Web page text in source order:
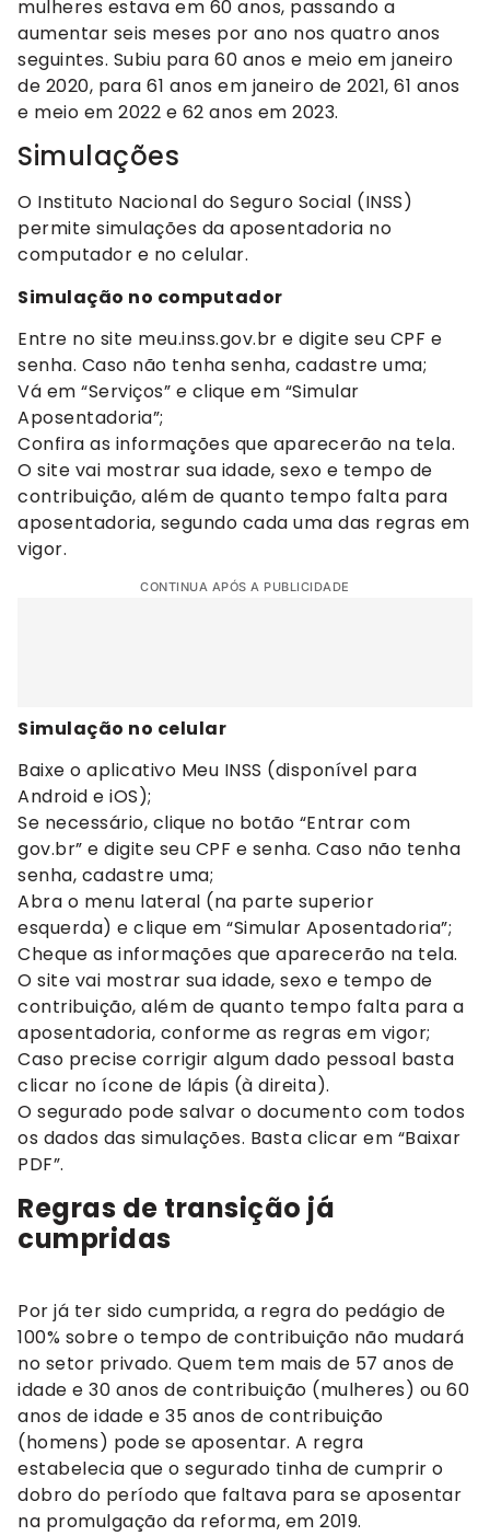
mulheres estava em 60 anos, passando a
aumentar seis meses por ano nos quatro anos
seguintes. Subiu para 60 anos e meio em janeiro
de 2020, para 61 anos em janeiro de 2021, 61 anos
e meio em 2022 e 62 anos em 2023.
Simulações
O Instituto Nacional do Seguro Social (INSS)
permite simulações da aposentadoria no
computador e no celular.
Simulação no computador
Entre no site meu.inss.gov.br e digite seu CPF e
senha. Caso não tenha senha, cadastre uma;
Vá em “Serviços” e clique em “Simular
Aposentadoria”;
Confira as informações que aparecerão na tela.
O site vai mostrar sua idade, sexo e tempo de
contribuição, além de quanto tempo falta para
aposentadoria, segundo cada uma das regras em
vigor.
CONTINUA APÓS A PUBLICIDADE
Simulação no celular
Baixe o aplicativo Meu INSS (disponível para
Android e iOS);
Se necessário, clique no botão “Entrar com
gov.br” e digite seu CPF e senha. Caso não tenha
senha, cadastre uma;
Abra o menu lateral (na parte superior
esquerda) e clique em “Simular Aposentadoria”;
Cheque as informações que aparecerão na tela.
O site vai mostrar sua idade, sexo e tempo de
contribuição, além de quanto tempo falta para a
aposentadoria, conforme as regras em vigor;
Caso precise corrigir algum dado pessoal basta
clicar no ícone de lápis (à direita).
O segurado pode salvar o documento com todos
os dados das simulações. Basta clicar em “Baixar
PDF”.
Regras de transição já
cumpridas
Por já ter sido cumprida, a regra do pedágio de
100% sobre o tempo de contribuição não mudará
no setor privado. Quem tem mais de 57 anos de
idade e 30 anos de contribuição (mulheres) ou 60
anos de idade e 35 anos de contribuição
(homens) pode se aposentar. A regra
estabelecia que o segurado tinha de cumprir o
dobro do período que faltava para se aposentar
na promulgação da reforma, em 2019.